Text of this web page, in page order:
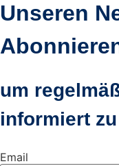
Unseren
um
informiert
Email